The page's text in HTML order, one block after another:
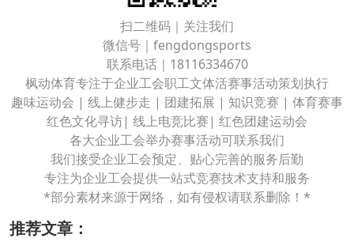
扫二维码｜关注我们
微信号｜fengdongsports
联系电话｜18116334670
枫动体育专注于企业工会职工文体活赛事活动策划执行
趣味运动会 | 线上健步走 | 团建拓展 | 知识竞赛 | 体育赛事
红色文化寻访| 线上电竞比赛| 红色团建运动会
各大企业工会举办赛事活动可联系我们
我们接受企业工会预定、贴心完善的服务后勤
专注为企业工会提供一站式竞赛技术支持和服务
*部分素材来源于网络，如有侵权请联系删除！*
推荐文章：